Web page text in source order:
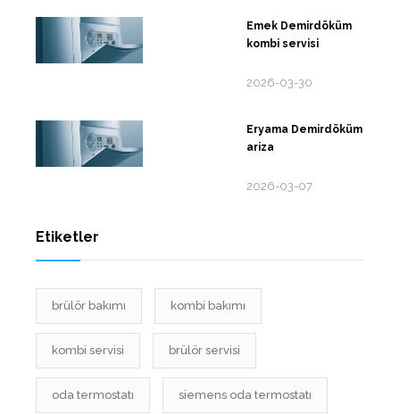
Emek Demirdöküm
kombi servisi
2026-03-30
Eryama Demirdöküm
ariza
2026-03-07
Etiketler
brülör bakımı kombi bakımı
kombi servisi brülör servisi
oda termostatı siemens oda termostatı